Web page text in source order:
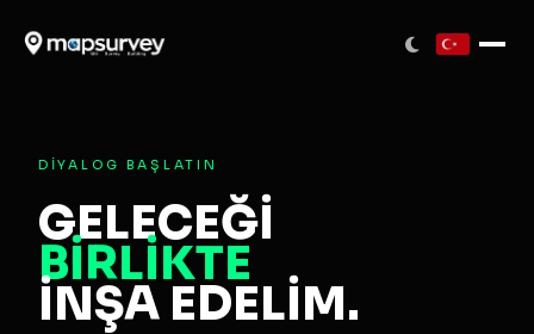
DIYALOG BAŞLATIN
GELECEĞİ
BİRLİKTE
İNŞA EDELİM.